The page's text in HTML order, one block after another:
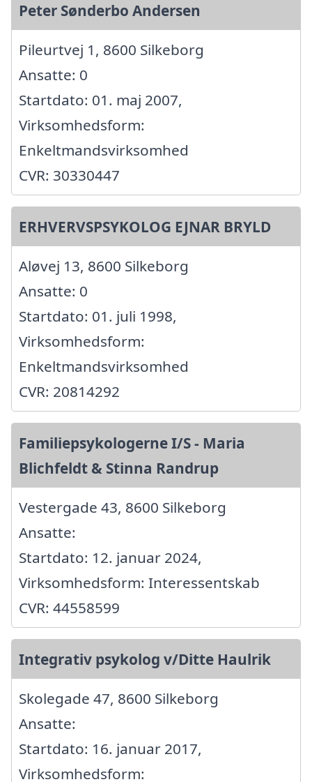
Peter Sønderbo Andersen
Pileurtvej 1, 8600 Silkeborg
Ansatte: 0
Startdato: 01. maj 2007,
Virksomhedsform:
Enkeltmandsvirksomhed
CVR: 30330447
ERHVERVSPSYKOLOG EJNAR BRYLD
Aløvej 13, 8600 Silkeborg
Ansatte: 0
Startdato: 01. juli 1998,
Virksomhedsform:
Enkeltmandsvirksomhed
CVR: 20814292
Familiepsykologerne I/S - Maria
Blichfeldt & Stinna Randrup
Vestergade 43, 8600 Silkeborg
Ansatte:
Startdato: 12. januar 2024,
Virksomhedsform: Interessentskab
CVR: 44558599
Integrativ psykolog v/Ditte Haulrik
Skolegade 47, 8600 Silkeborg
Ansatte:
Startdato: 16. januar 2017,
Virksomhedsform: